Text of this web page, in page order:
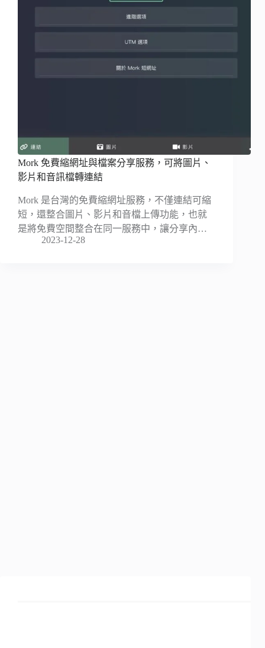
Mork 免費縮網址與檔案分享服務，可將圖片、
影片和音訊檔轉連結
Mork 是台灣的免費縮網址服務，不僅連結可縮
短，還整合圖片、影片和音檔上傳功能，也就
是將免費空間整合在同一服務中，讓分享內…
2023-12-28